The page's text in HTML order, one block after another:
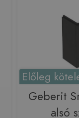
Előleg
Geberit
alsó